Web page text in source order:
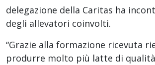
delegazione della Caritas ha
degli allevatori coinvolti.
“Grazie alla formazione ricevuta
produrre molto più latte di